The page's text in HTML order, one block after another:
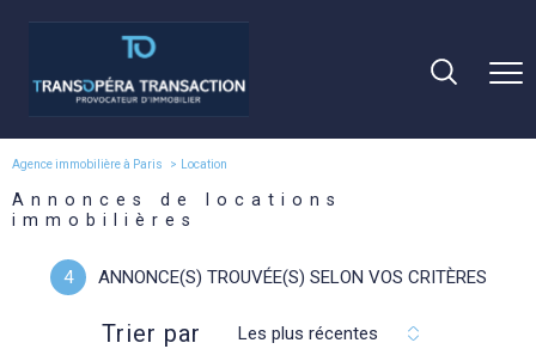
Agence immobilière à Paris Location
Annonces de locations
immobilières
4 ANNONCE(S) TROUVÉE(S) SELON VOS CRITÈRES
Trier par Les plus récentes